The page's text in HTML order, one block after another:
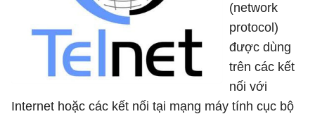
(network
protocol)
được dùng
trên các kết
nối với
Internet hoặc các kết nối tại mạng máy tính cục bộ